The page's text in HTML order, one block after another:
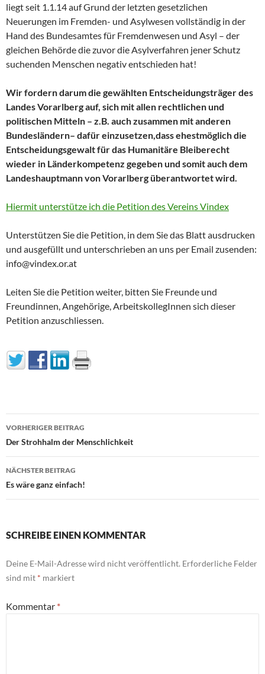
liegt seit 1.1.14 auf Grund der letzten gesetzlichen
Neuerungen im Fremden- und Asylwesen vollständig in der
Hand des Bundesamtes für Fremdenwesen und Asyl – der
gleichen Behörde die zuvor die Asylverfahren jener Schutz
suchenden Menschen negativ entschieden hat!
Wir fordern darum die gewählten Entscheidungsträger des
Landes Vorarlberg auf, sich mitallen rechtlichenund
politischen Mitteln – z.B. auchzusammen mitanderen
Bundesländern– dafüreinzusetzen,dassehestmöglichdie
Entscheidungsgewalt für das Humanitäre Bleiberecht
wieder in Länderkompetenz gegeben und somit auch dem
Landeshauptmann von Vorarlberg überantwortet wird.
Hiermit unterstütze ich die Petition des Vereins Vindex
Unterstützen Sie die Petition, in dem Sie das Blatt ausdrucken
und ausgefüllt und unterschrieben an uns per Email zusenden:
info@vindex.or.at
Leiten Sie die Petition weiter, bitten Sie Freunde und
Freundinnen, Angehörige, ArbeitskollegInnen sich dieser
Petition anzuschliessen.
Beitragsnavigation
VORHERIGER BEITRAG
Der Strohhalm der Menschlichkeit
NÄCHSTER BEITRAG
Es wäre ganz einfach!
SCHREIBE EINEN KOMMENTAR
Deine E-Mail-Adresse wird nicht veröffentlicht. Erforderliche Felder
sind mit * markiert
Kommentar *